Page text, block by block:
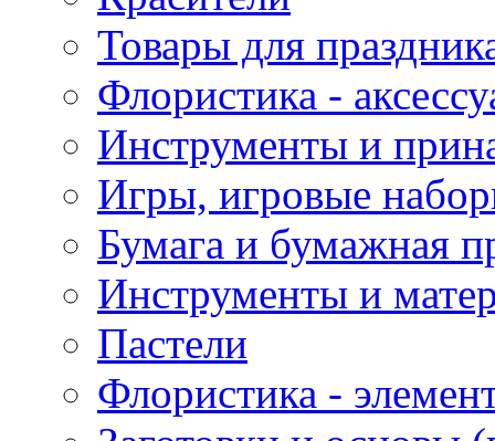
Товары для
Флористика -
Инструменты и
Игры, игровые
Бумага и бумажная
Инструменты и
Пастели
Флористика -